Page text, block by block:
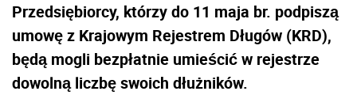
Przedsiębiorcy, którzy do 11 maja br. podpiszą
umowę z Krajowym Rejestrem Długów (KRD),
będą mogli bezpłatnie umieścić w rejestrze
dowolną liczbę swoich dłużników.